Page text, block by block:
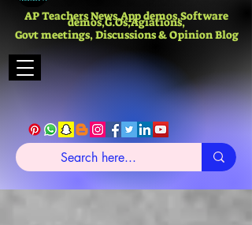
AP Teachers News,App demos,Software
demos,G.Os,Agiations,
Govt meetings, Discussions & Opinion Blog